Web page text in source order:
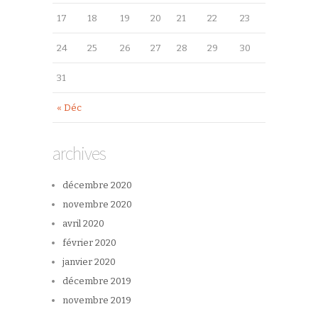
« Déc
17 18 19 20 21 22 23
24 25 26 27 28 29 30
31
archives
décembre 2020
novembre 2020
avril 2020
février 2020
janvier 2020
décembre 2019
novembre 2019